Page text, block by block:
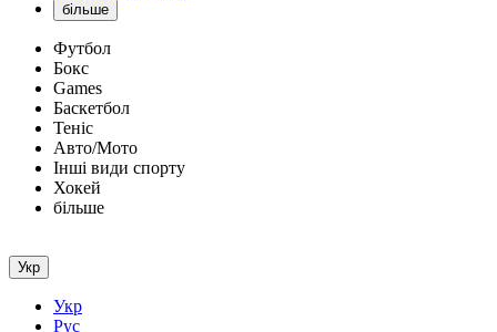
більше
Футбол
Бокс
Games
Баскетбол
Теніс
Авто/Мото
Інші види спорту
Хокей
більше
Укр
Укр
Рус